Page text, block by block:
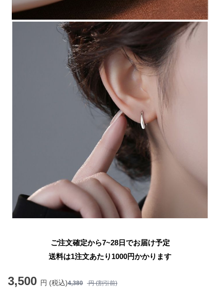
ご注文確定から7~28日でお届け予定
送料は1注文あたり 1000円かかります
3,500 円 (税込)4,380 円 (割引前)